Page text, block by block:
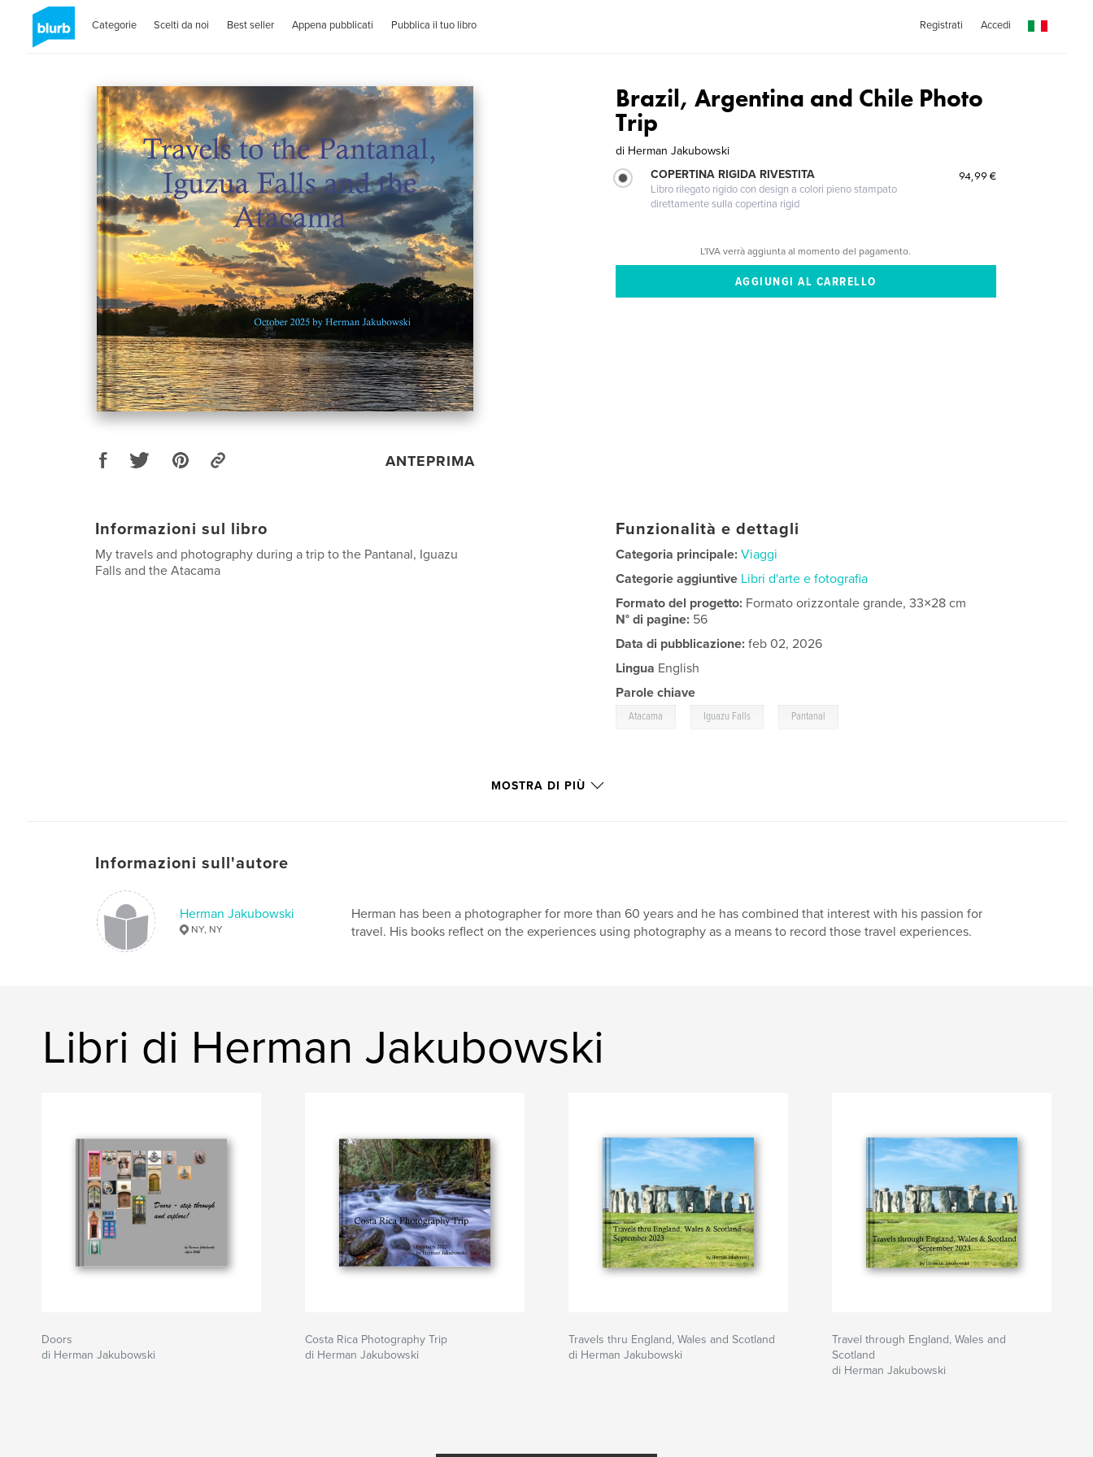
Categorie Scelti da noi Best seller Appena pubblicati Pubblica il tuo libro Registrati Accedi
ANTEPRIMA
Brazil, Argentina and Chile Photo
Trip
di Herman Jakubowski
COPERTINA RIGIDA RIVESTITA
Libro rilegato rigido con design a colori pieno stampato
direttamente sulla copertina rigid
94,99 €
L'IVA verrà aggiunta al momento del pagamento.
Informazioni sul libro
My travels and photography during a trip to the Pantanal, Iguazu
Falls and the Atacama
Funzionalità e dettagli
Categoria principale: Viaggi
Categorie aggiuntive Libri d'arte e fotografia
Formato del progetto: Formato orizzontale grande, 33×28 cm
N° di pagine: 56
Data di pubblicazione: feb 02, 2026
Lingua English
Parole chiave
Atacama Iguazu Falls Pantanal
MOSTRA DI PIÙ
Informazioni sull'autore
Herman Jakubowski
NY, NY
Herman has been a photographer for more than 60 years and he has combined that interest with his passion for
travel. His books reflect on the experiences using photography as a means to record those travel experiences.
Libri di Herman Jakubowski
Doors
di Herman Jakubowski
Costa Rica Photography Trip
di Herman Jakubowski
Travels thru England, Wales and Scotland
di Herman Jakubowski
Travel through England, Wales and
Scotland
di Herman Jakubowski